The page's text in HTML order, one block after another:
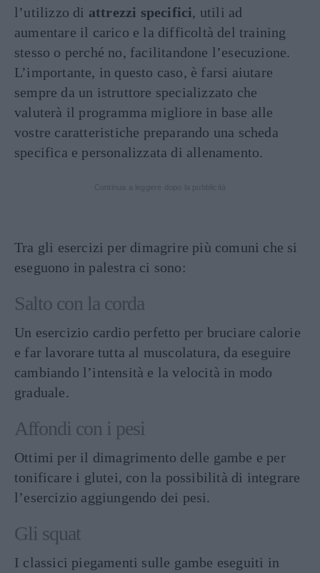
l’utilizzo di attrezzi specifici, utili ad
aumentare il carico e la difficoltà del training
stesso o perché no, facilitandone l’esecuzione.
L’importante, in questo caso, è farsi aiutare
sempre da un istruttore specializzato che
valuterà il programma migliore in base alle
vostre caratteristiche preparando una scheda
specifica e personalizzata di allenamento.
Tra gli esercizi per dimagrire più comuni che si
eseguono in palestra ci sono:
Salto con la corda
Un esercizio cardio perfetto per bruciare calorie
e far lavorare tutta al muscolatura, da eseguire
cambiando l’intensità e la velocità in modo
graduale.
Affondi con i pesi
Ottimi per il dimagrimento delle gambe e per
tonificare i glutei, con la possibilità di integrare
l’esercizio aggiungendo dei pesi.
Gli squat
I classici piegamenti sulle gambe eseguiti in